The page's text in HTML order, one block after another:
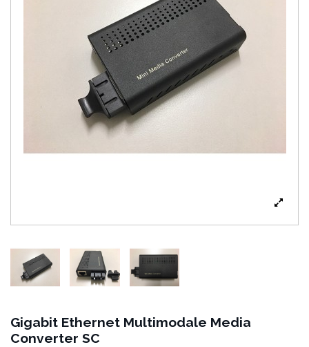
Gigabit Ethernet Multimodale Media
Converter SC